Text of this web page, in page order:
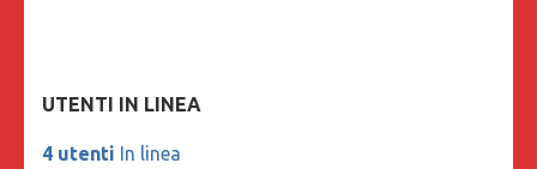
UTENTI IN LINEA
4 utenti In linea